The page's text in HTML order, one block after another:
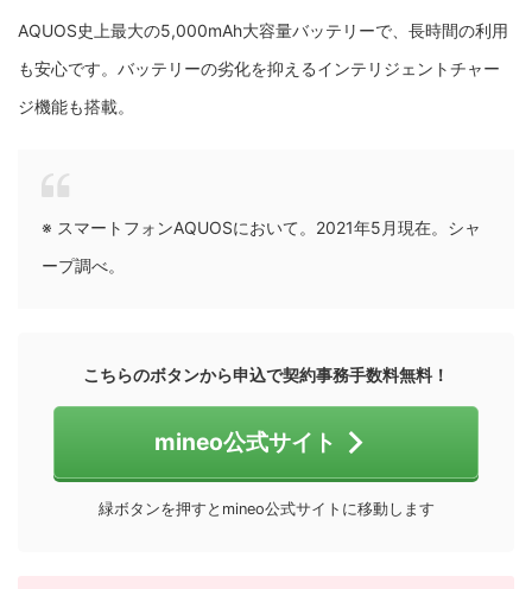
AQUOS史上最大の5,000mAh大容量バッテリーで、長時間の利用
も安心です。バッテリーの劣化を抑えるインテリジェントチャー
ジ機能も搭載。
※ スマートフォンAQUOSにおいて。2021年5月現在。シャ
ープ調べ。
こちらのボタンから申込で契約事務手数料無料！
mineo公式サイト
緑ボタンを押すとmineo公式サイトに移動します